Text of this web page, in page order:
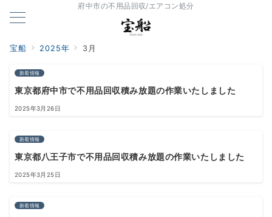
府中市の不用品回収/エアコン処分
宝船 2025年 3月
新着情報
東京都府中市で不用品回収積み放題の作業いたしました
2025年3月26日
新着情報
東京都八王子市で不用品回収積み放題の作業いたしました
2025年3月25日
新着情報